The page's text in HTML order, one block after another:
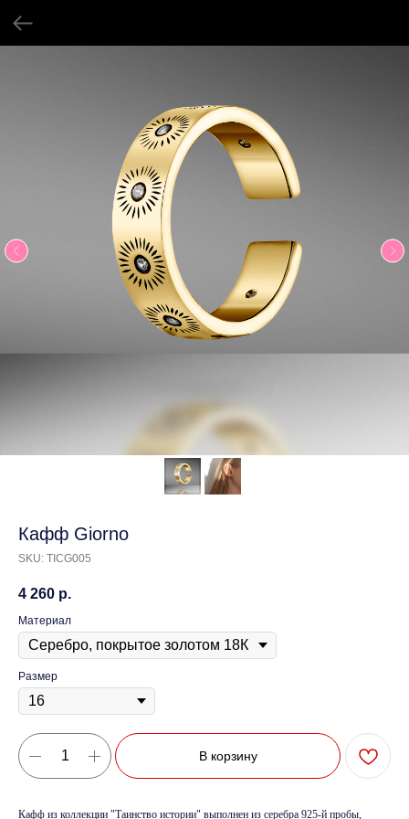
Кафф Giorno
SKU: TICG005
4 260 р.
Материал
Размер
В корзину
Кафф из коллекции "Таинство истории" выполнен из серебра 925-й пробы,